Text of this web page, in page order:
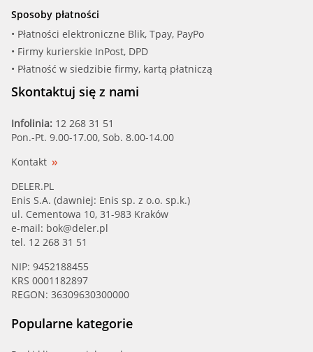
Sposoby płatności
• Płatności elektroniczne Blik, Tpay, PayPo
• Firmy kurierskie InPost, DPD
• Płatność w siedzibie firmy, kartą płatniczą
Skontaktuj się z nami
Infolinia: 12 268 31 51
Pon.-Pt. 9.00-17.00, Sob. 8.00-14.00
Kontakt
DELER.PL
Enis S.A. (dawniej: Enis sp. z o.o. sp.k.)
ul. Cementowa 10, 31-983 Kraków
e-mail: bok@deler.pl
tel. 12 268 31 51
NIP: 9452188455
KRS 0001182897
REGON: 36309630300000
Popularne kategorie